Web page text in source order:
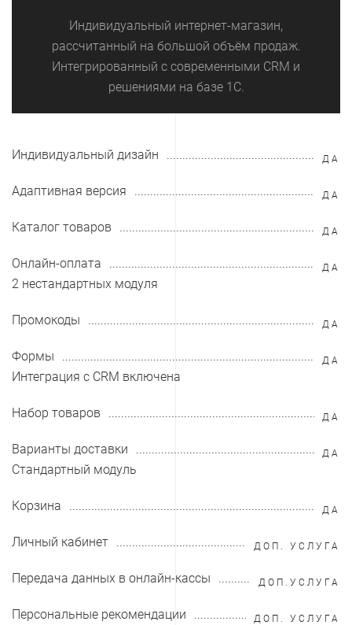
Индивидуальный интернет-магазин,
рассчитанный на большой объём продаж.
Интегрированный с современными CRM и
решениями на базе 1С.
Индивидуальный дизайн ДА
Адаптивная версия ДА
Каталог товаров ДА
Онлайн-оплата ДА
2 нестандартных модуля
Промокоды ДА
Формы ДА
Интеграция с CRM включена
Набор товаров ДА
Варианты доставки ДА
Стандартный модуль
Корзина ДА
Личный кабинет ДОП. УСЛУГА
Передача данных в онлайн-кассы ДОП.УСЛУГА
Персональные рекомендации ДОП. УСЛУГА